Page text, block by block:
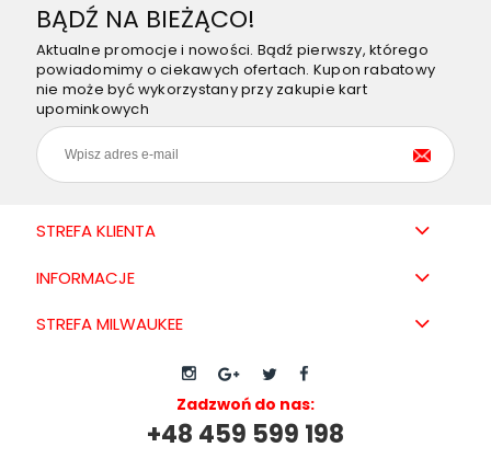
BĄDŹ NA BIEŻĄCO!
Aktualne promocje i nowości. Bądź pierwszy, którego
powiadomimy o ciekawych ofertach. Kupon rabatowy
nie może być wykorzystany przy zakupie kart
upominkowych
STREFA KLIENTA
INFORMACJE
STREFA MILWAUKEE
Zadzwoń do nas:
+48 459 599 198